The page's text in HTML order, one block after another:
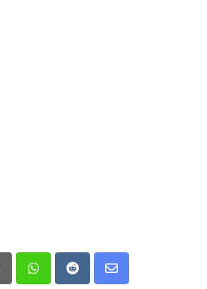
PinterestWhatsappRedditShare